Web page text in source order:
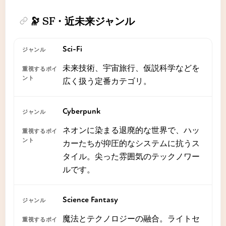
🔭 SF・近未来ジャンル
Sci-Fi
未来技術、宇宙旅行、仮説科学などを
広く扱う定番カテゴリ。
Cyberpunk
ネオンに染まる退廃的な世界で、ハッ
カーたちが抑圧的なシステムに抗うス
タイル。尖った雰囲気のテックノワー
ルです。
Science Fantasy
魔法とテクノロジーの融合。ライトセ